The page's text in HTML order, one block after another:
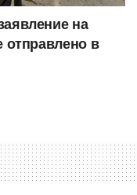
на
отправлено в